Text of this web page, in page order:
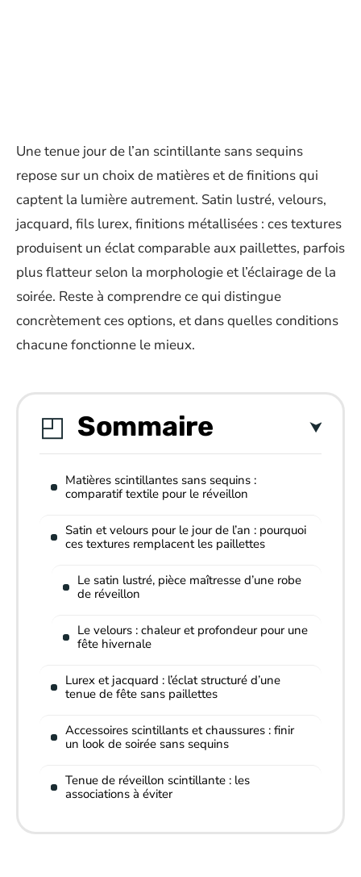
Une tenue jour de l’an scintillante sans sequins
repose sur un choix de matières et de finitions qui
captent la lumière autrement. Satin lustré, velours,
jacquard, fils lurex, finitions métallisées : ces textures
produisent un éclat comparable aux paillettes, parfois
plus flatteur selon la morphologie et l’éclairage de la
soirée. Reste à comprendre ce qui distingue
concrètement ces options, et dans quelles conditions
chacune fonctionne le mieux.
Sommaire
Matières scintillantes sans sequins :
comparatif textile pour le réveillon
Satin et velours pour le jour de l’an : pourquoi
ces textures remplacent les paillettes
Le satin lustré, pièce maîtresse d’une robe
de réveillon
Le velours : chaleur et profondeur pour une
fête hivernale
Lurex et jacquard : l’éclat structuré d’une
tenue de fête sans paillettes
Accessoires scintillants et chaussures : finir
un look de soirée sans sequins
Tenue de réveillon scintillante : les
associations à éviter